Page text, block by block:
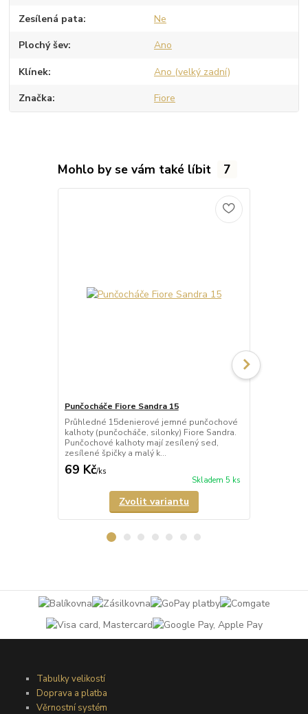
Zesílená pata Ne
Plochý šev Ano
Klínek Ano (velký zadní)
Značka Fiore
Mohlo by se vám také líbit 7
Punčocháče Fiore Sandra 15
Průhledné 15denierové jemné punčochové
kalhoty (punčocháče, silonky) Fiore Sandra.
Punčochové kalhoty mají zesílený sed,
zesílené špičky a malý k...
69 Kč/ks
Skladem 5 ks
Zvolit variantu
Tabulky velikostí
Doprava a platba
Věrnostní systém